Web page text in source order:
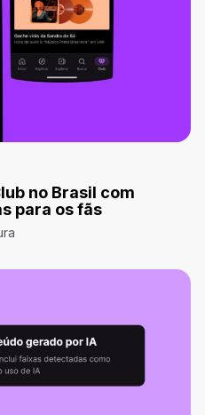
no Brasil com
para os fãs